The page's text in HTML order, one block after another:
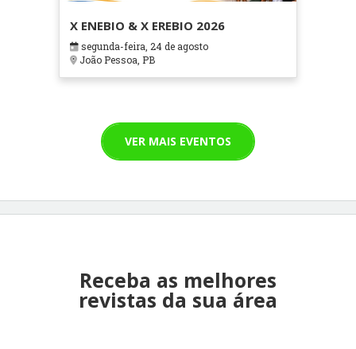
X ENEBIO & X EREBIO 2026
segunda-feira, 24 de agosto
João Pessoa, PB
VER MAIS EVENTOS
Receba as melhores
revistas da sua área